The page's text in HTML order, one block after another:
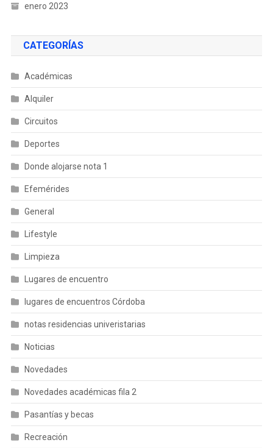
enero 2023
CATEGORÍAS
Académicas
Alquiler
Circuitos
Deportes
Donde alojarse nota 1
Efemérides
General
Lifestyle
Limpieza
Lugares de encuentro
lugares de encuentros Córdoba
notas residencias univeristarias
Noticias
Novedades
Novedades académicas fila 2
Pasantías y becas
Recreación